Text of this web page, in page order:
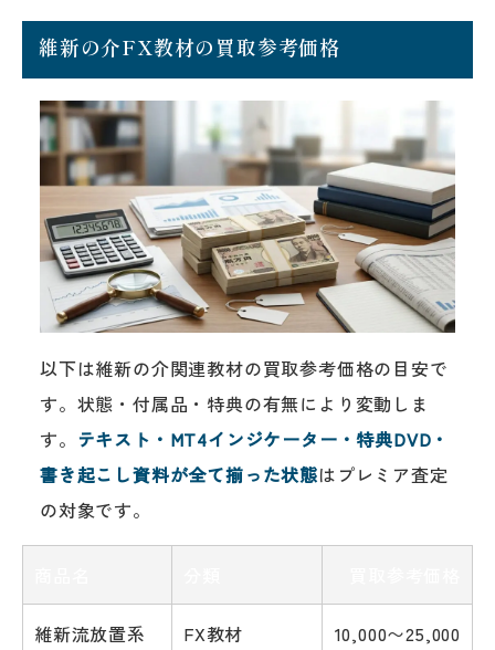
維新の介FX教材の買取参考価格
以下は維新の介関連教材の買取参考価格の目安で
す。状態・付属品・特典の有無により変動しま
す。 テキスト・MT4インジケーター・特典DVD・
書き起こし資料が全て揃った状態はプレミア査定
の対象です。
維新流放置系 FX教材 10,000〜25,000